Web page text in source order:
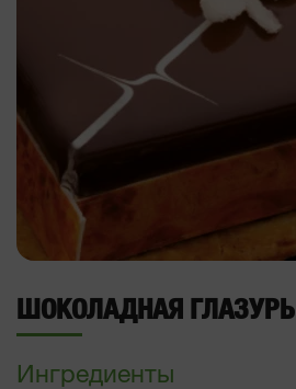
ШОКОЛАДНАЯ ГЛАЗУРЬ
Ингредиенты